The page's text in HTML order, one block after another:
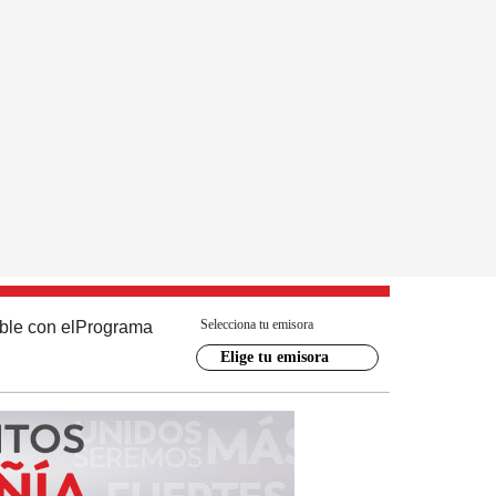
con el Programa Selecciona tu emisora
Elige tu emisora